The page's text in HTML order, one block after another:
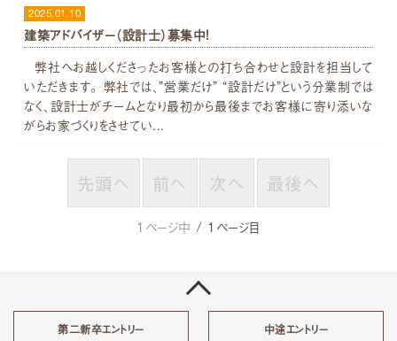
2025.01.10
建築アドバイザー（設計士）募集中!
弊社へお越しくださったお客様との打ち合わせと設計を担当して
いただきます。 弊社では、”営業だけ” “設計だけ”という分業制では
なく、設計士がチームとなり最初から最後までお客様に寄り添いな
がらお家づくりをさせてい...
先頭へ 前へ 次へ 最後へ
1ページ中 / 1ページ目
第二新卒エントリー 中途エントリー